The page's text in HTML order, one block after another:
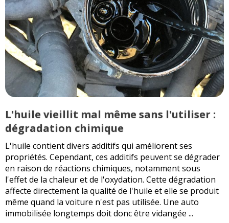
L'huile vieillit mal même sans l'utiliser :
dégradation chimique
L'huile contient divers additifs qui améliorent ses
propriétés. Cependant, ces additifs peuvent se dégrader
en raison de réactions chimiques, notamment sous
l'effet de la chaleur et de l'oxydation. Cette dégradation
affecte directement la qualité de l'huile et elle se produit
même quand la voiture n'est pas utilisée. Une auto
immobilisée longtemps doit donc être vidangée ...